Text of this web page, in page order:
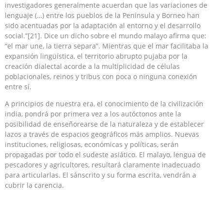
investigadores generalmente acuerdan que las variaciones de
lenguaje (…) entre los pueblos de la Península y Borneo han
sido acentuadas por la adaptación al entorno y el desarrollo
social.”[21]. Dice un dicho sobre el mundo malayo afirma que:
“el mar une, la tierra separa”. Mientras que el mar facilitaba la
expansión lingüística, el territorio abrupto pujaba por la
creación dialectal acorde a la multiplicidad de células
poblacionales, reinos y tribus con poca o ninguna conexión
entre sí.
A principios de nuestra era, el conocimiento de la civilización
india, pondrá por primera vez a los autóctonos ante la
posibilidad de enseñorearse de la naturaleza y de establecer
lazos a través de espacios geográficos más amplios. Nuevas
instituciones, religiosas, económicas y políticas, serán
propagadas por todo el sudeste asiático. El malayo, lengua de
pescadores y agricultores, resultará claramente inadecuado
para articularlas. El sánscrito y su forma escrita, vendrán a
cubrir la carencia.